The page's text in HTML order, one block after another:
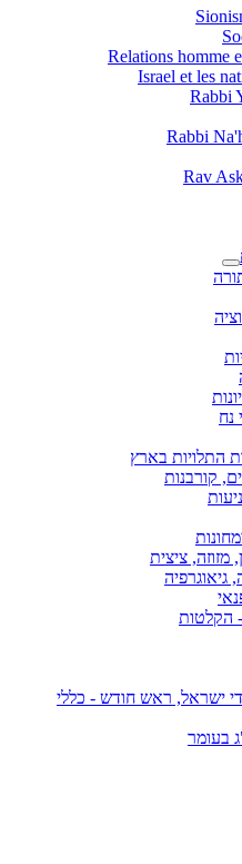
Relations homme
Israel et les
Rabbi
Rabbi
נח
התלויות בארץ
קורבנות
מזוזה, ציצית
גיאוגרפיה
הקלטות
ישראל, ראש חודש - כללי
בעומר